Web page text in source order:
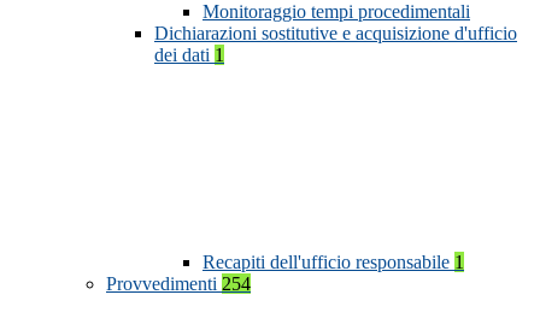
Monitoraggio tempi procedimentali
Dichiarazioni sostitutive e acquisizione d'ufficio
dei dati 1
Recapiti dell'ufficio responsabile 1
Provvedimenti 254